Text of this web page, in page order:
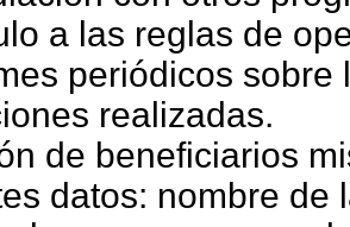
a las reglas de
periódicos
realizadas.
de beneficiarios
datos: nombre de